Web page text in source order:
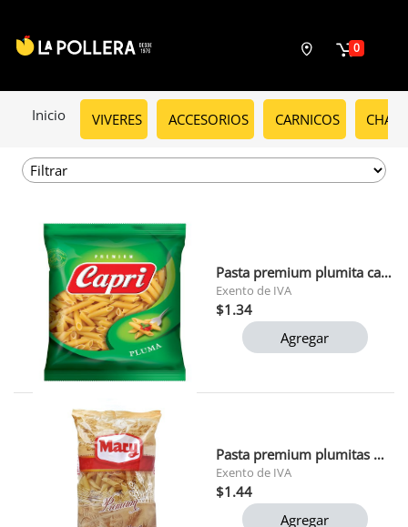
0
Inicio VIVERES ACCESORIOS CARNICOS
Pasta premium plumita capri 500 gr
Exento de IVA
$1.34
Agregar
Pasta premium plumitas mary 500 gr
Exento de IVA
$1.44
Agregar